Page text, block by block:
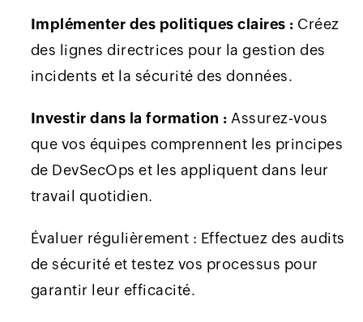
Implémenter des politiques claires : Créez
des lignes directrices pour la gestion des
incidents et la sécurité des données.
Investir dans la formation : Assurez-vous
que vos équipes comprennent les principes
de DevSecOps et les appliquent dans leur
travail quotidien.
Évaluer régulièrement : Effectuez des audits
de sécurité et testez vos processus pour
garantir leur efficacité.